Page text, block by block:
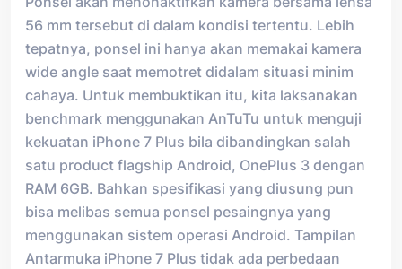
56 mm tersebut di dalam kondisi tertentu. Lebih
tepatnya, ponsel ini hanya akan memakai kamera
wide angle saat memotret didalam situasi minim
cahaya. Untuk membuktikan itu, kita laksanakan
benchmark menggunakan AnTuTu untuk menguji
kekuatan iPhone 7 Plus bila dibandingkan salah
satu product flagship Android, OnePlus 3 dengan
RAM 6GB. Bahkan spesifikasi yang diusung pun
bisa melibas semua ponsel pesaingnya yang
menggunakan sistem operasi Android. Tampilan
Antarmuka iPhone 7 Plus tidak ada perbedaan